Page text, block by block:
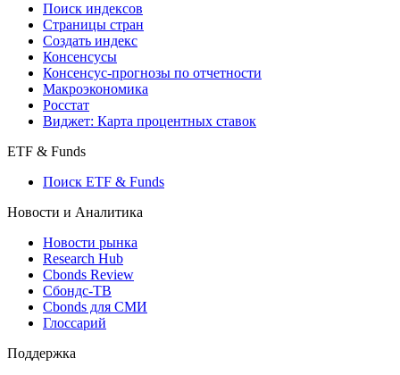
Поиск индексов
Страницы стран
Создать индекс
Консенсусы
Консенсус-прогнозы по отчетности
Макроэкономика
Росстат
Виджет: Карта процентных ставок
ETF & Funds
Поиск ETF & Funds
Новости и Аналитика
Новости рынка
Research Hub
Cbonds Review
Сбондс-ТВ
Cbonds для СМИ
Глоссарий
Поддержка